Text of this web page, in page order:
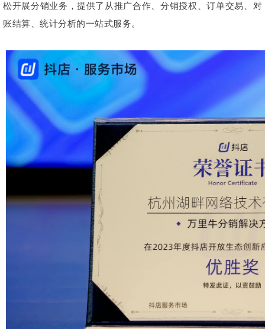
松开展分销业务，提供了从推广合作、分销授权、订单交易、对
账结算、统计分析的一站式服务。